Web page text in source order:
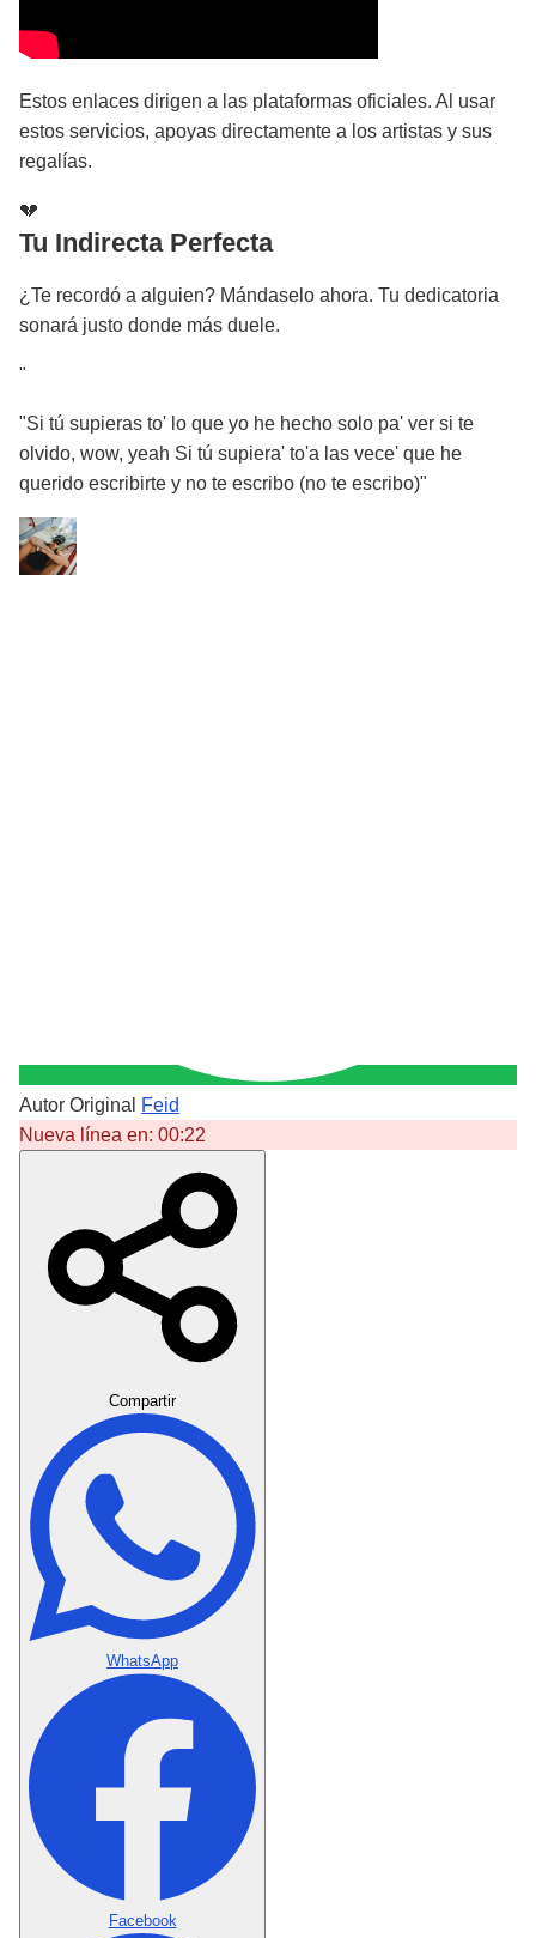
Estos enlaces dirigen a las plataformas oficiales. Al usar
estos servicios, apoyas directamente a los artistas y sus
regalías.
💔
Tu Indirecta Perfecta
¿Te recordó a alguien? Mándaselo ahora. Tu dedicatoria
sonará justo donde más duele.
"
"Si tú supieras to' lo que yo he hecho solo pa' ver si te
olvido, wow, yeah Si tú supiera' to'a las vece' que he
querido escribirte y no te escribo (no te escribo)"
Autor Original
Feid
Nueva línea en: 00:22
Compartir
WhatsApp
Facebook